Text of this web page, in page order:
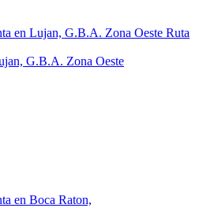
G.B.A. Zona Oeste